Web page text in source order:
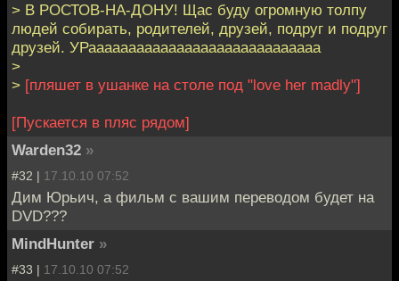
> В РОСТОВ-НА-ДОНУ! Щас буду огромную толпу
людей собирать, родителей, друзей, подруг и подруг
друзей. УРааааааааааааааааааааааааааааа
>
> [пляшет в ушанке на столе под "love her madly"]
[Пускается в пляс рядом]
Warden32 »
#32 | 17.10.10 07:52
Дим Юрьич, а фильм с вашим переводом будет на
DVD???
MindHunter »
#33 | 17.10.10 07:52